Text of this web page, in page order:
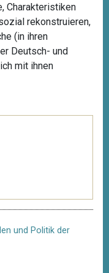
Charakteristiken
rekonstruieren,
(in ihren
Deutsch- und
mit ihnen
und Politik der